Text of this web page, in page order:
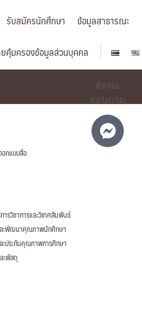
รับสมัครนักศึกษา
ข้อมูลสาธารณะ
คุ้มครองข้อมูลส่วนบุคคล
อกแบบสื่อ
ารวิชาการและวิเทศสัมพันธ์
ละพัฒนาคุณภาพนักศึกษา
ะประกันคุณภาพการศึกษา
ะพัสดุ
ติดต่อ
สอบถาม